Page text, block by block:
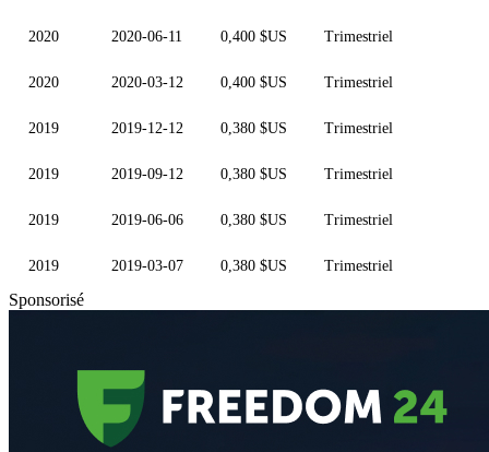
2020 2020-06-11 0,400 $US Trimestriel
2020 2020-03-12 0,400 $US Trimestriel
2019 2019-12-12 0,380 $US Trimestriel
2019 2019-09-12 0,380 $US Trimestriel
2019 2019-06-06 0,380 $US Trimestriel
2019 2019-03-07 0,380 $US Trimestriel
Sponsorisé